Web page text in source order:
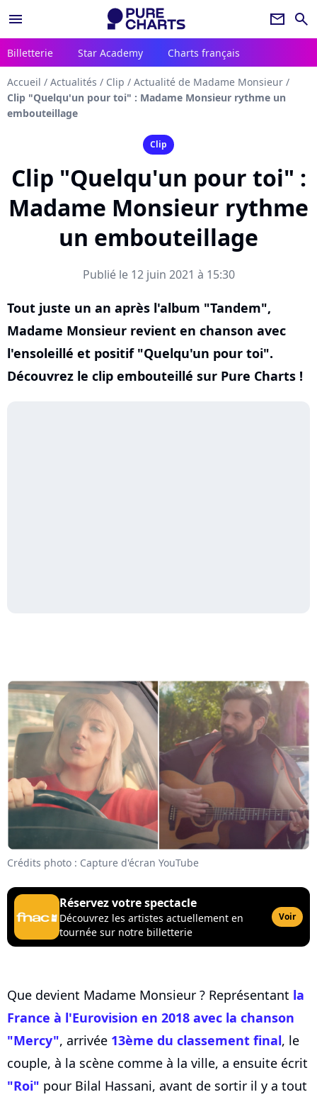
menu newsletter search
Billetterie Star Academy Charts français
Accueil / Actualités / Clip / Actualité de Madame Monsieur /
Clip "Quelqu'un pour toi" : Madame Monsieur rythme un
embouteillage
Clip
Clip "Quelqu'un pour toi" :
Madame Monsieur rythme
un embouteillage
Publié le 12 juin 2021 à 15:30
Tout juste un an après l'album "Tandem",
Madame Monsieur revient en chanson avec
l'ensoleillé et positif "Quelqu'un pour toi".
Découvrez le clip embouteillé sur Pure Charts !
Crédits photo : Capture d'écran YouTube
Réservez votre spectacle
Découvrez les artistes actuellement en
tournée sur notre billetterie
Voir
Que devient Madame Monsieur ? Représentant la
France à l'Eurovision en 2018 avec la chanson
"Mercy", arrivée 13ème du classement final, le
couple, à la scène comme à la ville, a ensuite écrit
"Roi" pour Bilal Hassani, avant de sortir il y a tout